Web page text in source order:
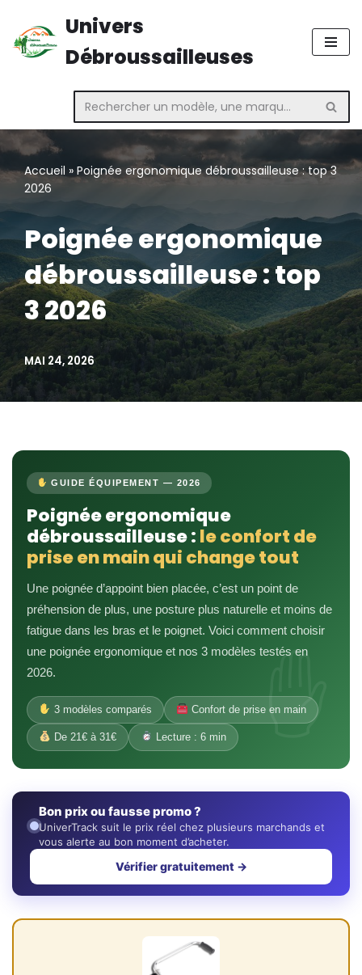
Aller
au
Univers
Débroussailleuses
Accueil » Poignée ergonomique débroussailleuse : top 3
2026
Poignée ergonomique
débroussailleuse : top
3 2026
MAI 24, 2026
GUIDE ÉQUIPEMENT — 2026
Poignée ergonomique
débroussailleuse :le confort de
prise en main qui change tout
Une poignée d’appoint bien placée, c’est un point de
préhension de plus, une posture plus naturelle et moins de
fatigue dans les bras et le poignet. Voici comment choisir
une poignée ergonomique et nos 3 modèles testés en
2026.
3 modèles comparés Confort de prise en main
De 21€ à 31€ Lecture : 6 min
Bon prix ou fausse promo ?
UniverTrack suit le prix réel chez plusieurs marchands et
vous alerte au bon moment d’acheter.
Vérifier gratuitement →